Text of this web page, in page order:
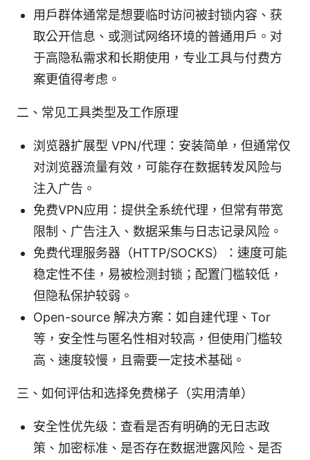
用户群体通常是想要临时访问被封锁内容、获
取公开信息、或测试网络环境的普通用户。对
于高隐私需求和长期使用，专业工具与付费方
案更值得考虑。
二、常见工具类型及工作原理
浏览器扩展型 VPN/代理：安装简单，但通常仅
对浏览器流量有效，可能存在数据转发风险与
注入广告。
免费VPN应用：提供全系统代理，但常有带宽
限制、广告注入、数据采集与日志记录风险。
免费代理服务器（HTTP/SOCKS）：速度可能
稳定性不佳，易被检测封锁；配置门槛较低，
但隐私保护较弱。
Open-source 解决方案：如自建代理、Tor
等，安全性与匿名性相对较高，但使用门槛较
高、速度较慢，且需要一定技术基础。
三、如何评估和选择免费梯子（实用清单）
安全性优先级：查看是否有明确的无日志政
策、加密标准、是否存在数据泄露风险、是否